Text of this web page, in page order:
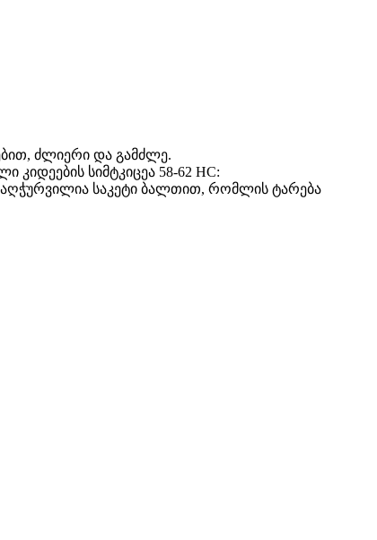
ძლიერი და გამძლე.
სიმტკიცეა 58-62 HC:
საკეტი ბალთით, რომლის ტარება